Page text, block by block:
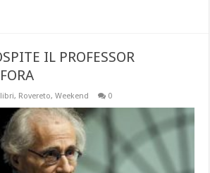
IL PROFESSOR
libri, Rovereto,Weekend 0